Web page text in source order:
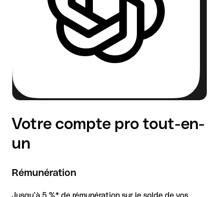
Votre compte pro tout-en-
un
Rémunération